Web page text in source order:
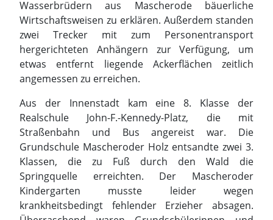
Aus der Innenstadt kam eine 8. Klasse der
Realschule John-F.-Kennedy-Platz, die mit
Straßenbahn und Bus angereist war. Die
Grundschule Mascheroder Holz entsandte zwei 3.
Klassen, die zu Fuß durch den Wald die
Springquelle erreichten. Der Mascheroder
Kindergarten musste leider wegen
krankheitsbedingt fehlender Erzieher absagen.
Überraschend waren Grundschülerinnen und
Grundschüler aus Melverode ebenfalls schon früh
am „Spring“ anwesend, denn sie nahmen nach
ihrer Fußwanderung dort ihr Frühstück ein. So
boten die Landwirte an, die „Überraschungsgäste“
vorweg schon mit den Treckergespannen zu
Erläuterungen in der Feldmark einzuladen.